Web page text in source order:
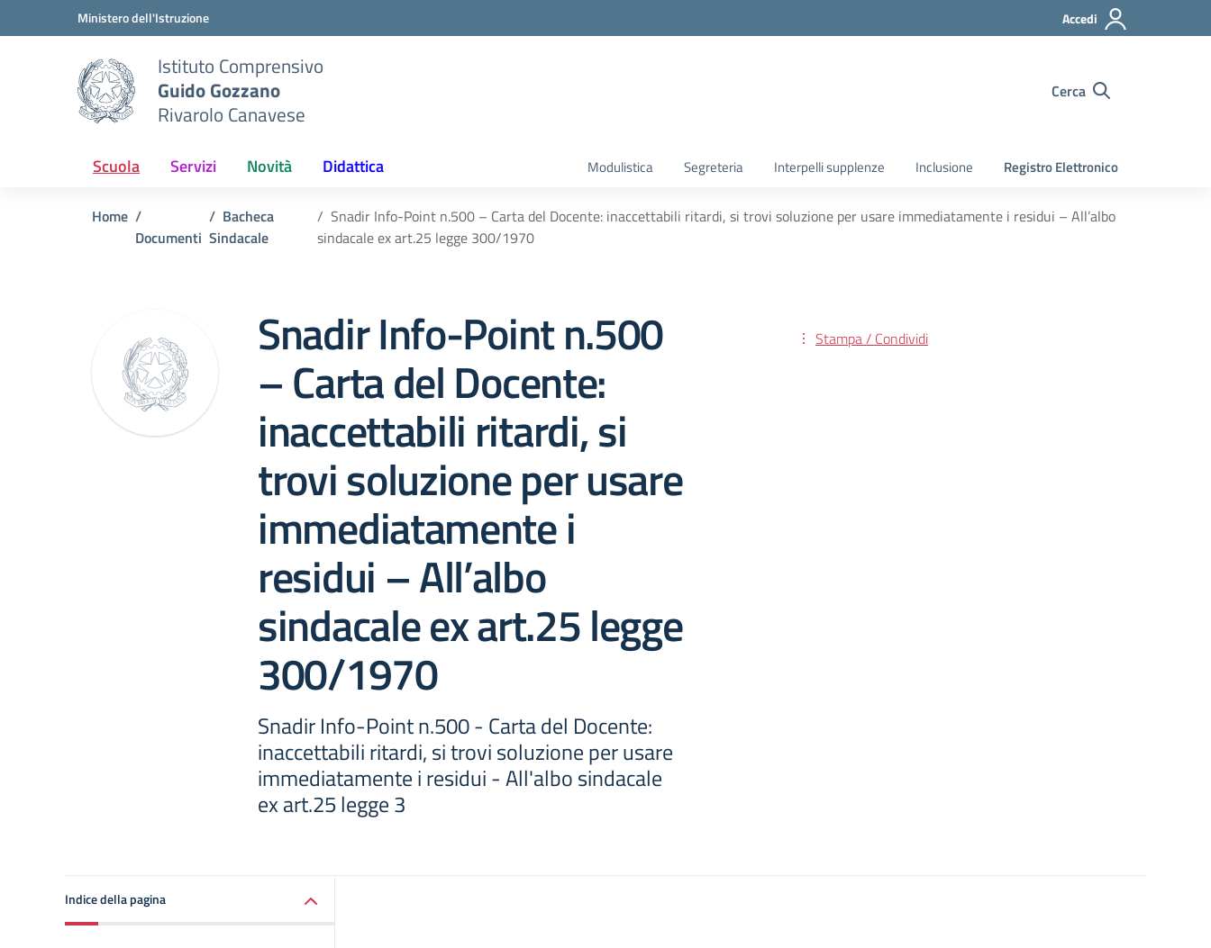
Vai ai contenuti
Vai al menu di navigazione
Ministero dell'Istruzione Accedi
Istituto Comprensivo
Guido Gozzano
Rivarolo Canavese
Cerca
Scuola Servizi Novità Didattica Modulistica Segreteria Interpelli supplenze Inclusione Registro Elettronico
Home
Documenti
Bacheca
Sindacale
Snadir Info-Point n.500 – Carta del Docente: inaccettabili ritardi, si trovi soluzione per usare immediatamente i residui – All’albo
sindacale ex art.25 legge 300/1970
Snadir Info-Point n.500
– Carta del Docente:
inaccettabili ritardi, si
trovi soluzione per usare
immediatamente i
residui – All’albo
sindacale ex art.25 legge
300/1970
Snadir Info-Point n.500 - Carta del Docente:
inaccettabili ritardi, si trovi soluzione per usare
immediatamente i residui - All'albo sindacale
ex art.25 legge 3
Stampa / Condividi
Indice della pagina